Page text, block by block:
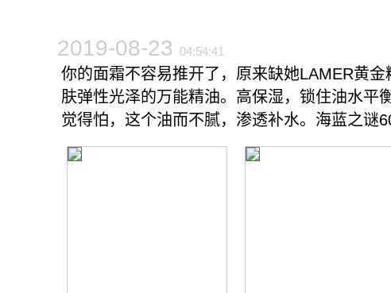
2019-08-23 04:54:41
你的面霜不容易推开了，原来缺她LAMER黄
肤弹性光泽的万能精油。高保湿，锁住油水平
觉得怕，这个油而不腻，渗透补水。海蓝之谜